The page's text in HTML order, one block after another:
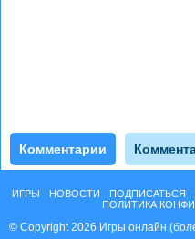
Комментарии
ИГРЫ НОВОСТИ ПОДПИСАТЬСЯ
ПОЛИТИКА
© Copyright 2026 Игры онлайн